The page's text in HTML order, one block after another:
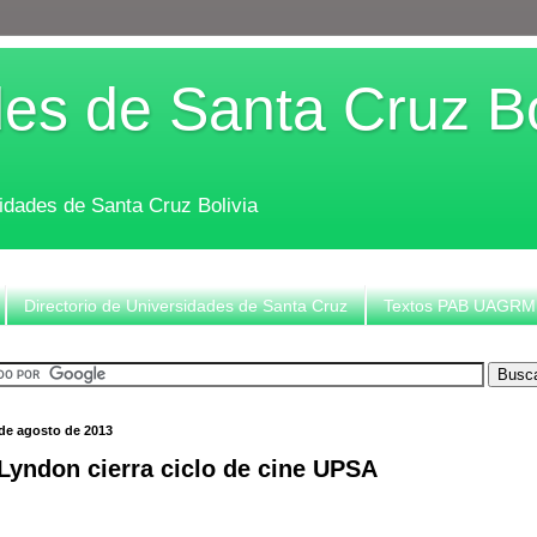
de Santa Cruz
de Santa Cruz Bolivia
Directorio de Universidades de Santa Cruz Textos PAB UAGRM
agosto de 2013
cierra ciclo de cine UPSA